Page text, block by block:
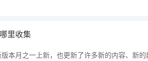
里收集
本月之一上新，也更新了许多新的内容、新